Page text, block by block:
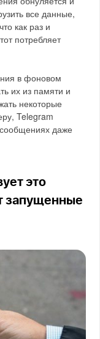
все данные,
как раз и
потребляет
в фоновом
их из памяти и
некоторые
Telegram
даже
это
запущенные